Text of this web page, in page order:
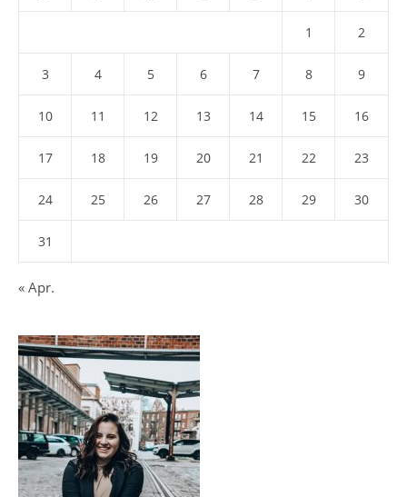
1 2
3 4 5 6 7 8 9
10 11 12 13 14 15 16
17 18 19 20 21 22 23
24 25 26 27 28 29 30
31
« Apr.